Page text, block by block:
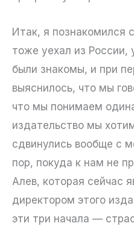
Итак, я познакомился
тоже уехал из России,
были знакомы, и при
выяснилось, что мы
что мы понимаем
издательство мы
сдвинулись вообще с
пор, покуда к нам не
Алев, которая сейчас
директором этого
эти три начала —